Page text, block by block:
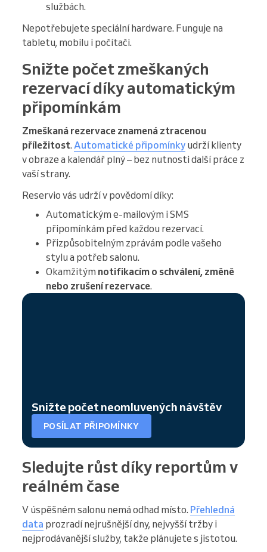
službách.
Nepotřebujete speciální hardware. Funguje na
tabletu, mobilu i počítači.
Snižte počet zmeškaných
rezervací díky automatickým
připomínkám
Zmeškaná rezervace znamená ztracenou
příležitost. Automatické připomínky udrží klienty
v obraze a kalendář plný – bez nutnosti další práce z
vaší strany.
Reservio vás udrží v povědomí díky:
Automatickým e-mailovým i SMS
připomínkám před každou rezervací.
Přizpůsobitelným zprávám podle vašeho
stylu a potřeb salonu.
Okamžitým notifikacím o schválení, změně
nebo zrušení rezervace.
Snižte počet neomluvených návštěv
POSÍLAT PŘIPOMÍNKY
Sledujte růst díky reportům v
reálném čase
V úspěšném salonu nemá odhad místo. Přehledná
data prozradí nejrušnější dny, nejvyšší tržby i
nejprodávanější služby, takže plánujete s jistotou.